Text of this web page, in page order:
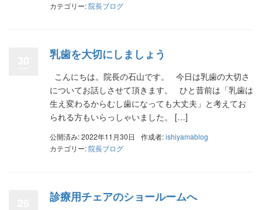
カテゴリー:院長ブログ
乳歯を大切にしましょう
こんにちは。院長の石山です。 今日は乳歯の大切さ
についてお話しさせて頂きます。 ひと昔前は「乳歯は
生え変わるからむし歯になっても大丈夫」と考えてお
られる方もいらっしゃいました。 […]
公開済み: 2022年11月30日 作成者:ishiyamablog
カテゴリー:院長ブログ
診療用チェアのショールームへ